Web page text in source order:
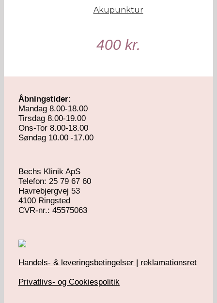
Akupunktur
400 kr.
Åbningstider:
Mandag 8.00-18.00
Tirsdag 8.00-19.00
Ons-Tor 8.00-18.00
Søndag 10.00 -17.00
Bechs Klinik ApS
Telefon: 25 79 67 60
Havrebjergvej 53
4100 Ringsted
​CVR-nr.: 45575063
Handels- & leveringsbetingelser | reklamationsret
Privatlivs- og Cookiespolitik